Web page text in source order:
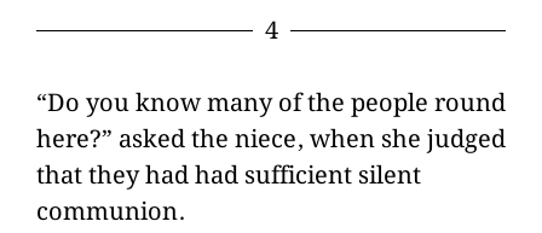
4
“Do you know many of the people round
here?” asked the niece, when she judged
that they had had sufficient silent
communion.